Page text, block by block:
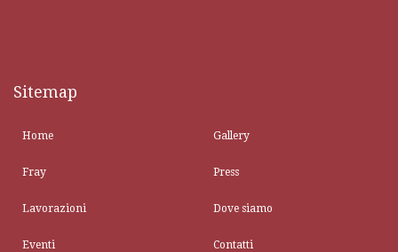
Sitemap
Home
Fray
Lavorazioni
Eventi
Gallery
Press
Dove siamo
Contatti